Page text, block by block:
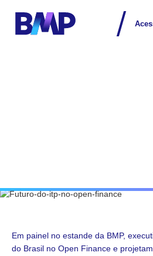
Em painel no estande da BMP,
do Brasil no Open Finance e